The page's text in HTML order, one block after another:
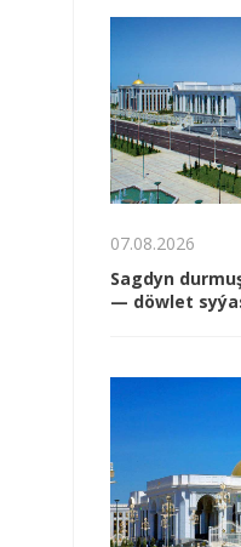
07.08.2026
Sagdyn
— döwlet